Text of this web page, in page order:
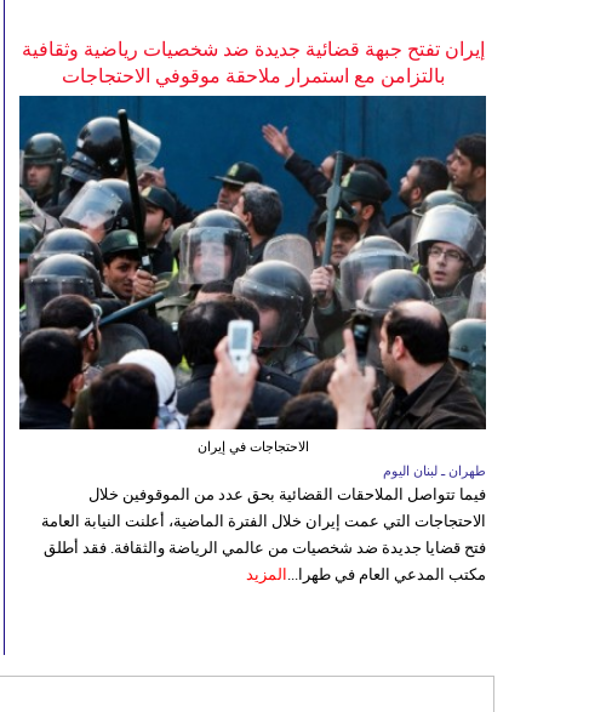
إيران تفتح جبهة قضائية جديدة ضد شخصيات رياضية وثقافية
بالتزامن مع استمرار ملاحقة موقوفي الاحتجاجات
الاحتجاجات في إيران
طهران ـ لبنان اليوم
فيما تتواصل الملاحقات القضائية بحق عدد من الموقوفين خلال
الاحتجاجات التي عمت إيران خلال الفترة الماضية، أعلنت النيابة العامة
فتح قضايا جديدة ضد شخصيات من عالمي الرياضة والثقافة. فقد أطلق
مكتب المدعي العام في طهرا... المزيد